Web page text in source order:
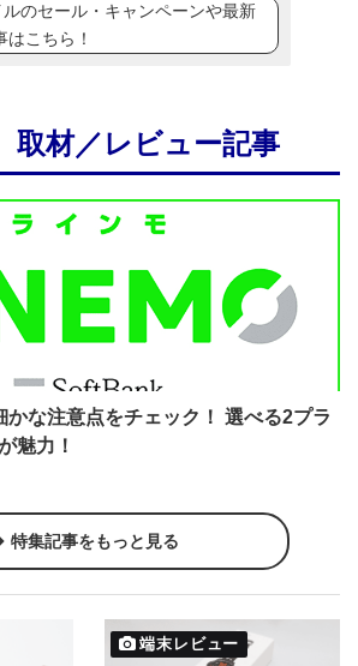
のセール・キャンペーンや最新
はこちら！
取材／レビュー記事
かな注意点をチェック！ 選べる2プラ
魅力！
特集記事をもっと見る
端末レビュー